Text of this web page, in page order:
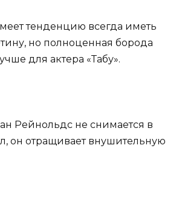
тенденцию всегда иметь
но полноценная борода
для актера «Табу».
Рейнольдс не снимается в
он отращивает внушительную